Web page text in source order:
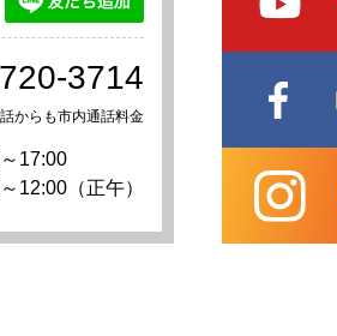
3714
からも市内通話料金
17:00
12:00（正午）